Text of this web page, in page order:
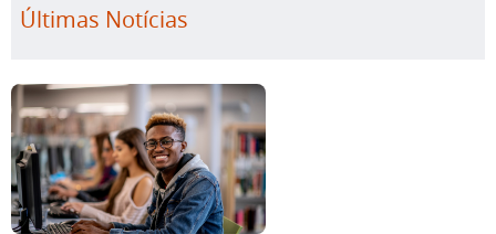
Últimas Notícias